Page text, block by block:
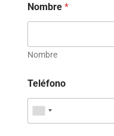
Nombre *
Nombre
Teléfono